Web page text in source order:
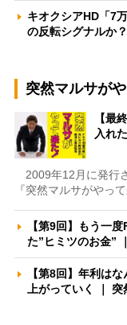
キオクシアHD「7
の反転シグナル
突然マルサが
【最
入れ
2009年12月に発行
『突然マルサがやっ
【第9回】もう一
た”ヒミツのお金”
【第8回】年利は
上がっていく ｜